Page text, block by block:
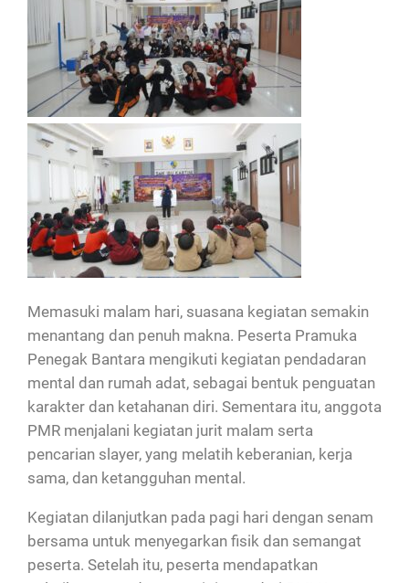
Memasuki malam hari, suasana kegiatan semakin
menantang dan penuh makna. Peserta Pramuka
Penegak Bantara mengikuti kegiatan pendadaran
mental dan rumah adat, sebagai bentuk penguatan
karakter dan ketahanan diri. Sementara itu, anggota
PMR menjalani kegiatan jurit malam serta
pencarian slayer, yang melatih keberanian, kerja
sama, dan ketangguhan mental.
Kegiatan dilanjutkan pada pagi hari dengan senam
bersama untuk menyegarkan fisik dan semangat
peserta. Setelah itu, peserta mendapatkan